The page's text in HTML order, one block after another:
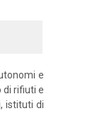
e
di rifiuti e
istituti di